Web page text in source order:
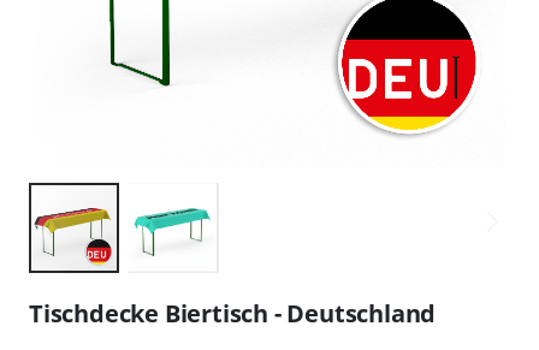
Anfang
der
Tischdecke Biertisch - Deutschland